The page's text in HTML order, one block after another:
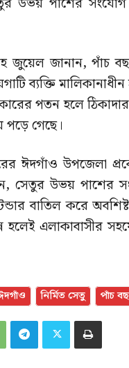
জুয়েল জানান, পাঁচ
ব্যক্তি
পতন হলে
পড়ে গেছে।
ঈদগাঁও উপজেলা
সেতুর উভয় পাশের
বাতিল করে
হলেই
নির্মিত সেতু পাঁচ